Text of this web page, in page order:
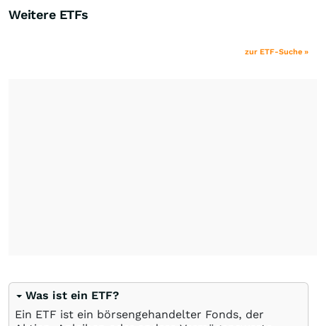
Weitere ETFs
zur ETF-Suche »
Was ist ein ETF?
Ein ETF ist ein börsengehandelter Fonds, der